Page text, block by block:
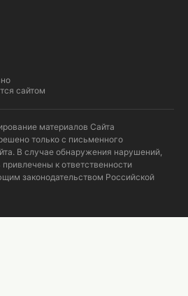
сайтом
материалов Сайта
только с письменного
В случае обнаружения нарушений,
к ответственности
законодательством Российской